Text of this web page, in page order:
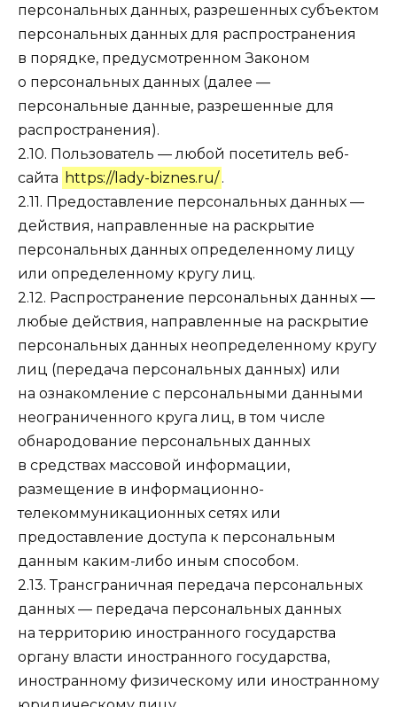
персональных данных, разрешенных субъектом
персональных данных для распространения
в порядке, предусмотренном Законом
о персональных данных (далее —
персональные данные, разрешенные для
распространения).
2.10. Пользователь — любой посетитель веб-
сайта https://lady-biznes.ru/ .
2.11. Предоставление персональных данных —
действия, направленные на раскрытие
персональных данных определенному лицу
или определенному кругу лиц.
2.12. Распространение персональных данных —
любые действия, направленные на раскрытие
персональных данных неопределенному кругу
лиц (передача персональных данных) или
на ознакомление с персональными данными
неограниченного круга лиц, в том числе
обнародование персональных данных
в средствах массовой информации,
размещение в информационно-
телекоммуникационных сетях или
предоставление доступа к персональным
данным каким-либо иным способом.
2.13. Трансграничная передача персональных
данных — передача персональных данных
на территорию иностранного государства
органу власти иностранного государства,
иностранному физическому или иностранному